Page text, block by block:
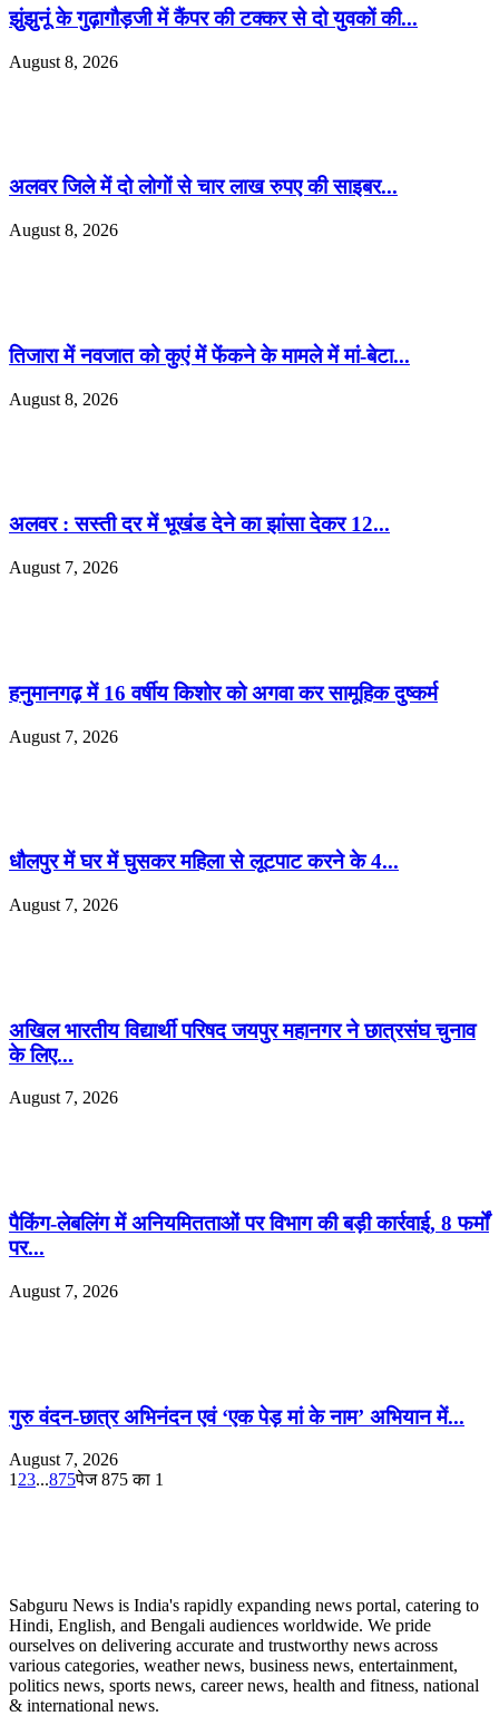
झुंझुनूं के गुढ़ागौड़जी में कैंपर की टक्कर से दो युवकों की...
August 8, 2026
अलवर जिले में दो लोगों से चार लाख रुपए की साइबर...
August 8, 2026
तिजारा में नवजात को कुएं में फेंकने के मामले में मां-बेटा...
August 8, 2026
अलवर : सस्ती दर में भूखंंड देने का झांसा देकर 12...
August 7, 2026
हनुमानगढ़ में 16 वर्षीय किशोर को अगवा कर सामूहिक दुष्कर्म
August 7, 2026
धौलपुर में घर में घुसकर महिला से लूटपाट करने के 4...
August 7, 2026
अखिल भारतीय विद्यार्थी परिषद जयपुर महानगर ने छात्रसंघ चुनाव
के लिए...
August 7, 2026
पैकिंग-लेबलिंग में अनियमितताओं पर विभाग की बड़ी कार्रवाई, 8 फर्मों
पर...
August 7, 2026
गुरु वंदन-छात्र अभिनंदन एवं ‘एक पेड़ मां के नाम’ अभियान में...
August 7, 2026
1 23...875पेज 875 का 1
Sabguru News is India's rapidly expanding news portal, catering to
Hindi, English, and Bengali audiences worldwide. We pride
ourselves on delivering accurate and trustworthy news across
various categories, weather news, business news, entertainment,
politics news, sports news, career news, health and fitness, national
& international news.